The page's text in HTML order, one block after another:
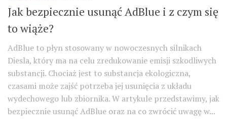
Jak bezpiecznie usunąć AdBlue i z czym się
to wiąże?
AdBlue to płyn stosowany w nowoczesnych silnikach
Diesla, który ma na celu zredukowanie emisji szkodliwych
substancji. Chociaż jest to substancja ekologiczna,
czasami może zajść potrzeba jej usunięcia z układu
wydechowego lub zbiornika. W artykule przedstawimy, jak
bezpiecznie usunąć AdBlue oraz na co zwrócić uwagę w...